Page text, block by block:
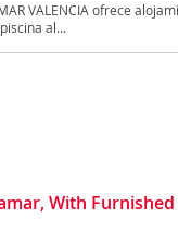
VALENCIA ofrece
al...
With Furnished